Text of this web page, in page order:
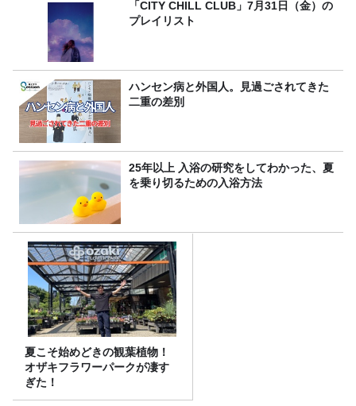
「CITY CHILL CLUB」7月31日（金）の
プレイリスト
ハンセン病と外国人。見過ごされてきた
二重の差別
25年以上 入浴の研究をしてわかった、夏
を乗り切るための入浴方法
夏こそ始めどきの観葉植物！
オザキフラワーパークが凄す
ぎた！